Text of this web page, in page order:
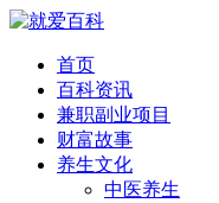
首页
百科资讯
兼职副业项目
财富故事
养生文化
中医养生